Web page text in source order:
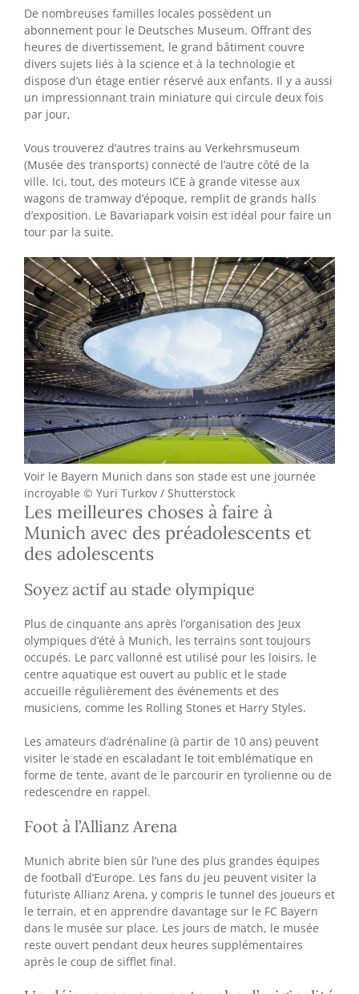
De nombreuses familles locales possèdent un
abonnement pour le Deutsches Museum. Offrant des
heures de divertissement, le grand bâtiment couvre
divers sujets liés à la science et à la technologie et
dispose d’un étage entier réservé aux enfants. Il y a aussi
un impressionnant train miniature qui circule deux fois
par jour,
Vous trouverez d’autres trains au Verkehrsmuseum
(Musée des transports) connecté de l’autre côté de la
ville. Ici, tout, des moteurs ICE à grande vitesse aux
wagons de tramway d’époque, remplit de grands halls
d’exposition. Le Bavariapark voisin est idéal pour faire un
tour par la suite.
Voir le Bayern Munich dans son stade est une journée
incroyable © Yuri Turkov / Shutterstock
Les meilleures choses à faire à
Munich avec des préadolescents et
des adolescents
Soyez actif au stade olympique
Plus de cinquante ans après l’organisation des Jeux
olympiques d’été à Munich, les terrains sont toujours
occupés. Le parc vallonné est utilisé pour les loisirs, le
centre aquatique est ouvert au public et le stade
accueille régulièrement des événements et des
musiciens, comme les Rolling Stones et Harry Styles.
Les amateurs d’adrénaline (à partir de 10 ans) peuvent
visiter le stade en escaladant le toit emblématique en
forme de tente, avant de le parcourir en tyrolienne ou de
redescendre en rappel.
Foot à l’Allianz Arena
Munich abrite bien sûr l’une des plus grandes équipes
de football d’Europe. Les fans du jeu peuvent visiter la
futuriste Allianz Arena, y compris le tunnel des joueurs et
le terrain, et en apprendre davantage sur le FC Bayern
dans le musée sur place. Les jours de match, le musée
reste ouvert pendant deux heures supplémentaires
après le coup de sifflet final.